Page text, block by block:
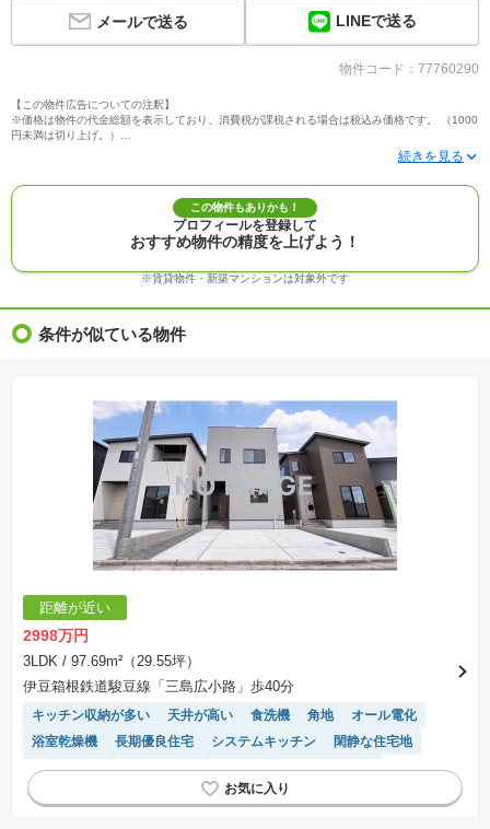
メールで送る LINEで送る
物件コード：77760290
【この物件広告についての注釈】
※価格は物件の代金総額を表示しており、消費税が課税される場合は税込み価格です。 （1000
円未満は切り上げ。）
※写真に写っている、またはパース（絵）や間取り図に描かれている家具や車などは、特にコ
※建築条件付き土地価格には、建物価格は含まれません。
※物件情報は、原則として情報提供日の２日前に最終確認した情報です。
※完成予想図はいずれも外構、植栽、外観等実際のものとは多少異なることがあります。
※モデルルーム・モデルハウス・展示場・ショールームの画像の場合、今回販売の物件と異な
※ＣＧ合成の画像の場合、実際とは多少異なる場合があります。
※物件特徴：販売戸数が複数の物件は、全ての住戸に該当しない項目もあります。
※価格更新：物件価格が変更された日から１週間表示されます。
の一例であって、プランの採用可否は任意です。
※土地（建築条件なし）で「建物プラン例」が表記してある時、そのプラン例は特定の建築請
負会社によるもので、当該建築請負会社以外で建てた場合、同様のものが同価格で建てられる
とは限りません。また建築請負会社を特定するものではありません。
※建築条件付き土地とは、その土地に建築する建物の建築請負契約が、一定期間内に成立する
ことを条件として売買される土地のことをいいます。建築請負契約成立に向けて設計プランを
協議するため、土地購入者が自己の希望する建物の設計協議をするために必要な相当の期間の
交渉期間が設定され、その期間内で希望を満たすプランが実現できたかどうかにより結論を出
します。なお、この期間は概ね3ヶ月程度とされています。納得のいくプランが出来ず、建築請
負契約が成立しない場合、土地売買契約は白紙に戻り、土地契約にかかった代金（土地代金、
手付金など）は名目のいかんに関わらず、全て返却されます。
※「本体価格」とは、課税対象物件においては「消費税を除いた建物価格」と「土地価格」の
合計額を指します。
表示されておりません。
※取引にかかる費用：物件の契約手続き、決済、引き渡し時にかかる費用を表示しています。
不動産会社によって表記有無が異なるため、ご自身で十分な確認をしていただくようにお願い
いたします。
場合があります。
この物件もありかも！
プロフィールを登録して
おすすめ物件の精度を上げよう！
※賃貸物件・新築マンションは対象外です
条件が似ている物件
距離が近い
2998万円
3LDK / 97.69m²（29.55坪）
伊豆箱根鉄道駿豆線「三島広小路」歩40分
キッチン収納が多い 天井が高い 食洗機 角地
オール電化
浴室乾燥機
長期優良住宅 システムキッチン
閑静な住宅地
窓付き浴室
温水洗浄便座 対面キッチン
陽当り良好
モニター付きインターホン